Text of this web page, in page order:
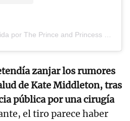
zanjar los rumores
de Kate Middleton, tras
pública por una cirugía
el tiro parece haber